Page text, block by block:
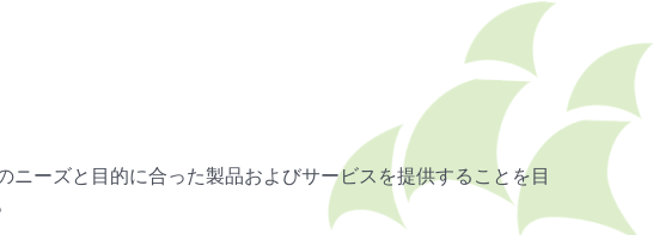
ニーズと目的に合った製品およびサービスを提供することを目